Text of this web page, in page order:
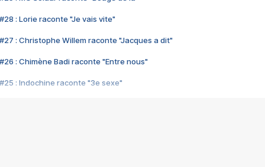
#28 : Lorie raconte "Je vais vite"
#27 : Christophe Willem raconte "Jacques a dit"
#26 : Chimène Badi raconte "Entre nous"
#25 : Indochine raconte "3e sexe"